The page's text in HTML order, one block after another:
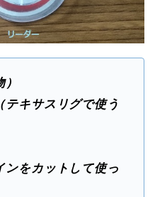
テキサスリグで使う
ンをカットして使っ